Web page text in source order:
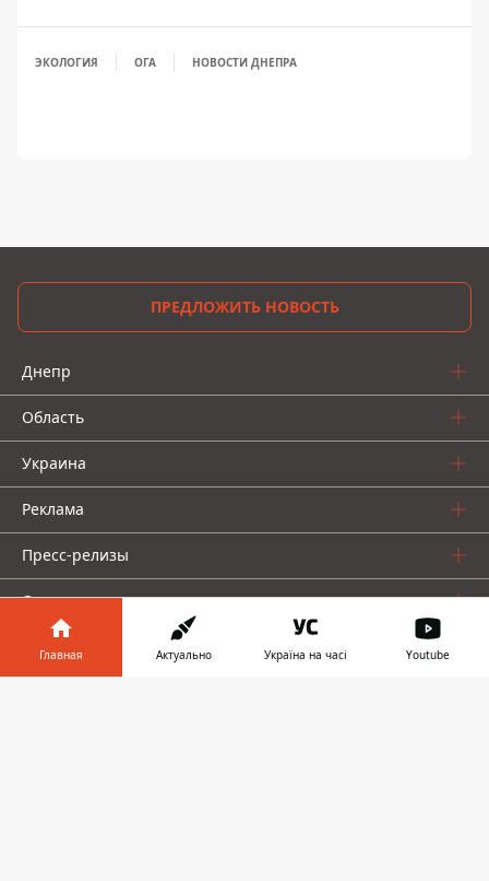
ЭКОЛОГИЯ ОГА НОВОСТИ ДНЕПРА
ПРЕДЛОЖИТЬ НОВОСТЬ
Днепр
Область
Украина
Реклама
Пресс-релизы
О нас
Главная Актуально Україна на часі Youtube